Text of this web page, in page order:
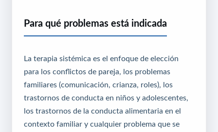
Para qué problemas está indicada
La terapia sistémica es el enfoque de elección
para los conflictos de pareja, los problemas
familiares (comunicación, crianza, roles), los
trastornos de conducta en niños y adolescentes,
los trastornos de la conducta alimentaria en el
contexto familiar y cualquier problema que se